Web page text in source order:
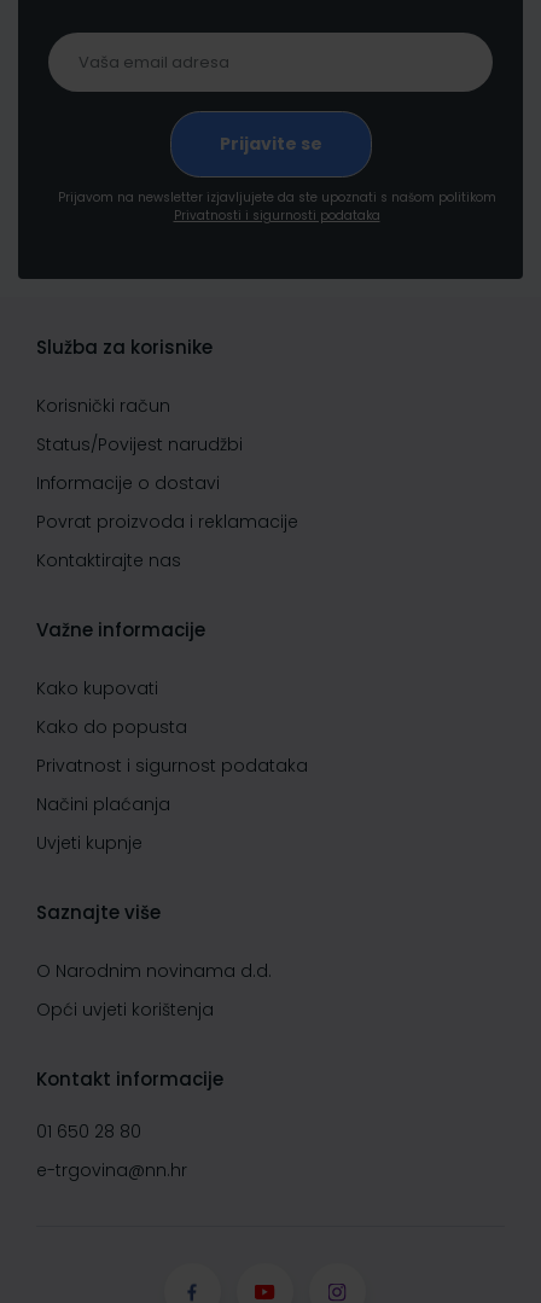
Prijavom na newsletter izjavljujete da ste upoznati s našom politikom
Privatnosti i sigurnosti podataka
Služba za korisnike
Korisnički račun
Status/Povijest narudžbi
Informacije o dostavi
Povrat proizvoda i reklamacije
Kontaktirajte nas
Važne informacije
Kako kupovati
Kako do popusta
Privatnost i sigurnost podataka
Načini plaćanja
Uvjeti kupnje
Saznajte više
O Narodnim novinama d.d.
Opći uvjeti korištenja
Kontakt informacije
01 650 28 80
e-trgovina@nn.hr